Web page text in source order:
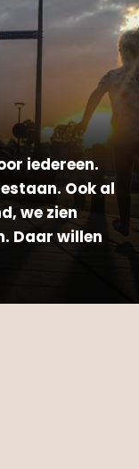
iedereen.
Ook al
we zien
Daar willen